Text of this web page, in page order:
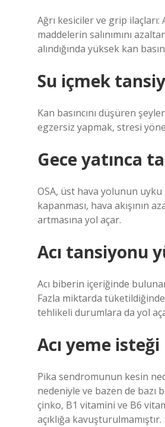
Ağrı kesiciler ve grip
maddelerin salınımını
alındığında yüksek kan
Su içmek
Kan basıncını düşüren
egzersiz yapmak, stresi
Gece yatınca
OSA, üst hava yolunun
kapanması, hava akışının
artmasına yol açar.
Acı tansiyonu
Acı biberin içeriğinde
Fazla miktarda
tehlikeli durumlara da yol
Acı yeme
Pika sendromunun kesin
nedeniyle ve bazen de
çinko, B1 vitamini ve B6
açıklığa kavuşturulmamıştır.